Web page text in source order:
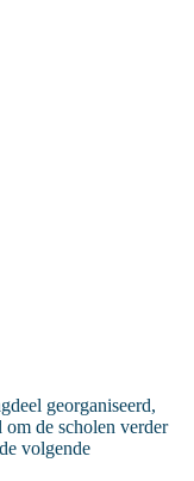
georganiseerd,
de scholen verder
volgende